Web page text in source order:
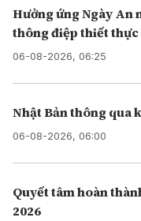
Hưởng ứng Ngày An
thông điệp thiết thực
06-08-2026, 06:25
Nhật Bản thông qua
06-08-2026, 06:00
Quyết tâm hoàn
2026